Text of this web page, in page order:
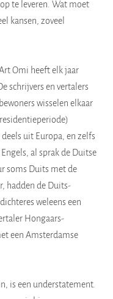
te leveren. Wat moet
kansen, zoveel
Omi heeft elk jaar
schrijvers en vertalers
wisselen elkaar
uit Europa, en zelfs
al sprak de Duitse
soms Duits met de
hadden de Duits-
weleens een
Hongaars-
een Amsterdamse
is een understatement.